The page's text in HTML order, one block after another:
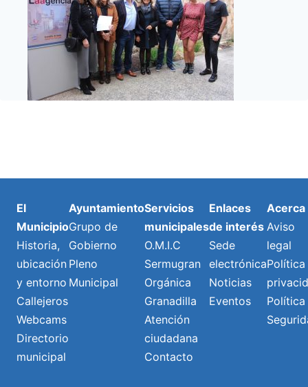
El
Municipio
Historia,
ubicación
y entorno
Callejeros
Webcams
Directorio
municipal
Ayuntamiento
Grupo de
Gobierno
Pleno
Municipal
Servicios
municipales
O.M.I.C
Sermugran
Orgánica
Granadilla
Atención
ciudadana
Contacto
Enlaces
de interés
Sede
electrónica
Noticias
Eventos
Acerca
Aviso
legal
Política
Política